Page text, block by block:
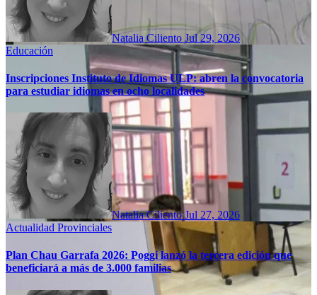
Natalia Ciliento Jul 29, 2026
Educación
Inscripciones Instituto de Idiomas ULP: abren la convocatoria
para estudiar idiomas en ocho localidades
Natalia CilientoJul 27, 2026
Actualidad Provinciales
Plan Chau Garrafa 2026: Poggi lanzó la tercera edición que
beneficiará a más de 3.000 familias